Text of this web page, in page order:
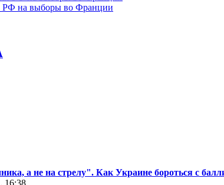
РФ на выборы во Франции
а не на стрелу". Как Украине бороться с